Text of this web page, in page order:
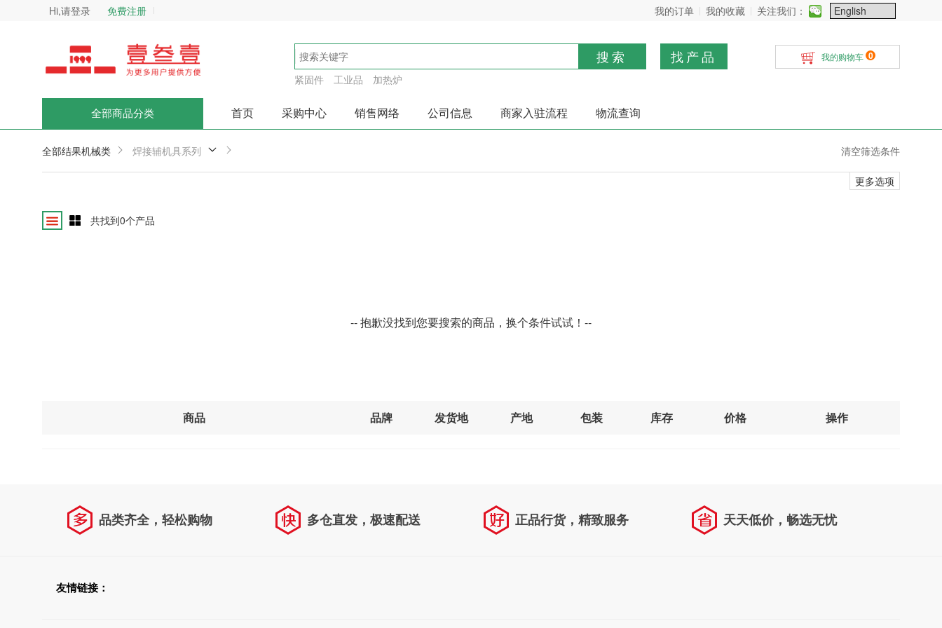
Hi,请登录 免费注册 我的订单 我的收藏 关注我们：
搜索 找产品
紧固件 工业品 加热炉
我的购物车 0
全部商品分类 首页 采购中心 销售网络 公司信息 商家入驻流程 物流查询
全部结果机械类 焊接辅机具系列 清空筛选条件
更多选项
共找到0个产品
-- 抱歉没找到您要搜索的商品，换个条件试试！--
商品 品牌 发货地 产地 包装 库存 价格 操作
品类齐全，轻松购物 多仓直发，极速配送 正品行货，精致服务 天天低价，畅选无忧
友情链接：